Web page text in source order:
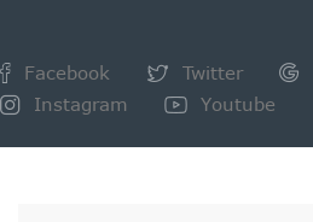
Facebook Twitter
Instagram
Youtube